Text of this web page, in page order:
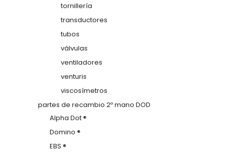
tornillería
transductores
tubos
válvulas
ventiladores
venturis
viscosímetros
partes de recambio 2º mano DOD
Alpha Dot ®
Domino ®
EBS ®